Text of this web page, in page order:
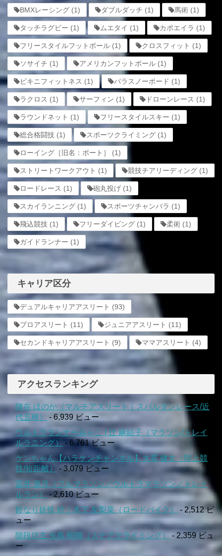
BMXレーシング (1) ダブルダッチ (1) 馬術 (1)
タッチラグビー (1) ムエタイ (1) カポエイラ (1)
フリースタイルフットボール (1) クロスフィット (1)
ソサイチ (1) アメリカンフットボール (1)
ビキニフィットネス (1) パラスノーボード (1)
ラクロス (1) サーフィン (1) ドローンレース (1)
ラウンドネット (1) フリースタイルスキー (1)
総合格闘技 (1) スポーツクライミング (1)
ローイング［旧名：ボート］ (1)
ストリートワークアウト (1) 競技チアリーディング (1)
ロードレース (1) 砲丸投げ (1)
スカイランニング (1) スポーツチャンバラ (1)
飛込競技 (1) フリーダイビング (1) 柔術 (1)
ガイドランナー (1)
キャリア区分
デュアルキャリアアスリート (93)
プロアスリート (11) ジュニアアスリート (11)
セカンドキャリアアスリート (9) ママアスリート (4)
アクセスランキング
陣在 ほのか（マルチアスリート｜スパルタンレース/近
代五種）
- 6,939 ビュー
ウルトラランナーみゃこ | 辻 麻結子（マラソン/トレイ
ルラニング） - 6,761 ビュー
ケンちゃん【ハラケンチャンネル】大貫 健太（陸上競
技/短距離）
- 3,079 ビュー
冨井 菜月（フルマラソン／ウルトラマラソン／トレイ
ルラン）
- 2,610 ビュー
鈴なり妖怪 鈴｜木下 友梨菜（ロードバイク）
- 2,512 ビ
ュー
階段坊主 矢島 昭輝（ステアクライミング）
- 2,359 ビュ
ー